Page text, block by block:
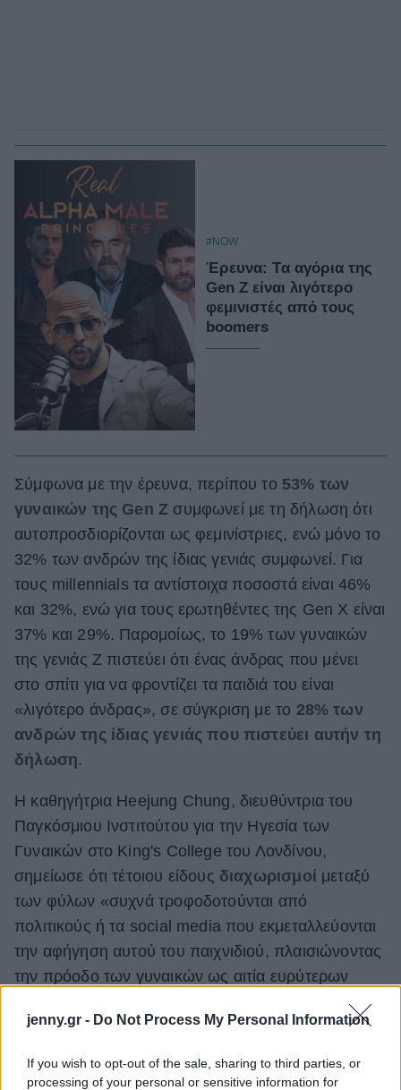
jenny.gr - Do Not Process My Personal Information
If you wish to opt-out of the sale, sharing to third parties, or
processing of your personal or sensitive information for
#NOW
Έρευνα: Tα αγόρια της
Gen Z είναι λιγότερο
φεμινιστές από τους
boomers
Σύμφωνα με την έρευνα, περίπου το 53% των
γυναικών της Gen Z συμφωνεί με τη δήλωση ότι
αυτοπροσδιορίζονται ως φεμινίστριες, ενώ μόνο το
32% των ανδρών της ίδιας γενιάς συμφωνεί. Για
τους millennials τα αντίστοιχα ποσοστά είναι 46%
και 32%, ενώ για τους ερωτηθέντες της Gen X είναι
37% και 29%. Παρομοίως, το 19% των γυναικών
της γενιάς Z πιστεύει ότι ένας άνδρας που μένει
στο σπίτι για να φροντίζει τα παιδιά του είναι
«λιγότερο άνδρας», σε σύγκριση με το 28% των
ανδρών της ίδιας γενιάς που πιστεύει αυτήν τη
δήλωση.
Η καθηγήτρια Heejung Chung, διευθύντρια του
Παγκόσμιου Ινστιτούτου για την Ηγεσία των
Γυναικών στο King's College του Λονδίνου,
σημείωσε ότι τέτοιου είδους διαχωρισμοί μεταξύ
των φύλων «συχνά τροφοδοτούνται από
πολιτικούς ή τα social media που εκμεταλλεύονται
την αφήγηση αυτού του παιχνιδιού, πλαισιώνοντας
την πρόοδο των γυναικών ως αιτία ευρύτερων
κοινωνικών παραπόνων, όπως η μείωση των καλά
αμειβόμενων, ασφαλών θέσεων εργασίας». Όμως
ανάπτυξης, ενισχύοντας την ιδέα ότι η ισότητα των